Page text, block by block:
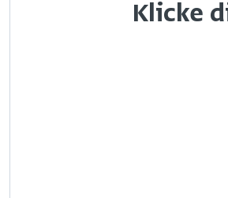
Klicke